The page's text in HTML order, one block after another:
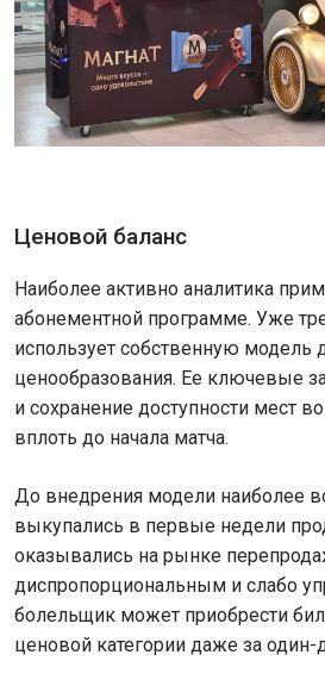
Ценовой баланс
Наиболее активно аналитика
абонементной программе. Уже
использует собственную модель
ценообразования. Ее ключевые
и сохранение доступности мест
вплоть до начала матча.
До внедрения модели наиболее
выкупались в первые недели
оказывались на рынке
диспропорциональным и слабо
болельщик может приобрести
ценовой категории даже за